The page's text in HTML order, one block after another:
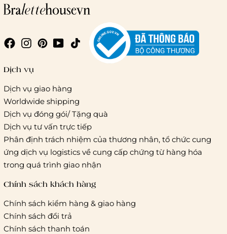
Giao hàng trong ngày (hoả tốc)
Giao hàng tiêu chuẩn:
Hồ Chí Minh:
Áp dụng theo bảng giá cước của ĐVVC
Vietelpost/ Giaohangtietkiem và 1 số đối tác vận chuyển
Hà Nội và các tỉnh thành khác:
Áp dụng theo bảng giá
cước của ĐVVC Vietelpost/ Giaohangtietkiem... và 1 số đối
tác vận chuyển khác
Thời gian giao hàng
Hồ Chí Minh:
Dịch vụ
Dịch vụ giao hàng
Worldwide shipping
Dịch vụ đóng gói/ Tặng quà
Dịch vụ tư vấn trực tiếp
Phân định trách nhiệm của thương nhân, tổ chức cung
ứng dịch vụ logistics về cung cấp chứng từ hàng hóa
trong quá trình giao nhận
Chính sách khách hàng
Chính sách kiểm hàng & giao hàng
Chính sách đổi trả
Chính sách thanh toán